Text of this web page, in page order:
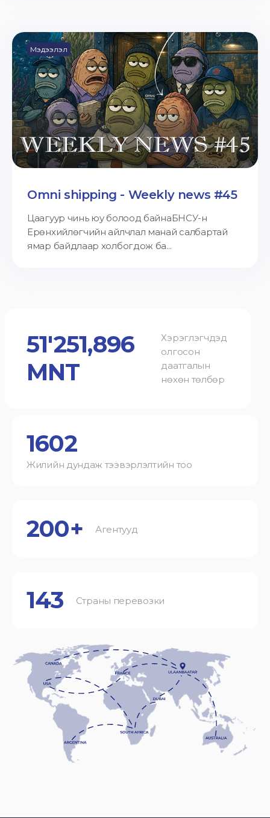
Мэдээлэл
Omni shipping - Weekly news #45
Цаагуур чинь юу болоод байнаБНСУ-н
Ерөнхийлөгчийн айлчлал манай салбартай
ямар байдлаар холбогдож ба...
51'251,896
MNT
Хэрэглэгчдэд
олгосон
даатгалын
нөхөн төлбөр
1602
Жилийн дундаж тээвэрлэлтийн тоо
200+ Агентууд
143 Страны перевозки